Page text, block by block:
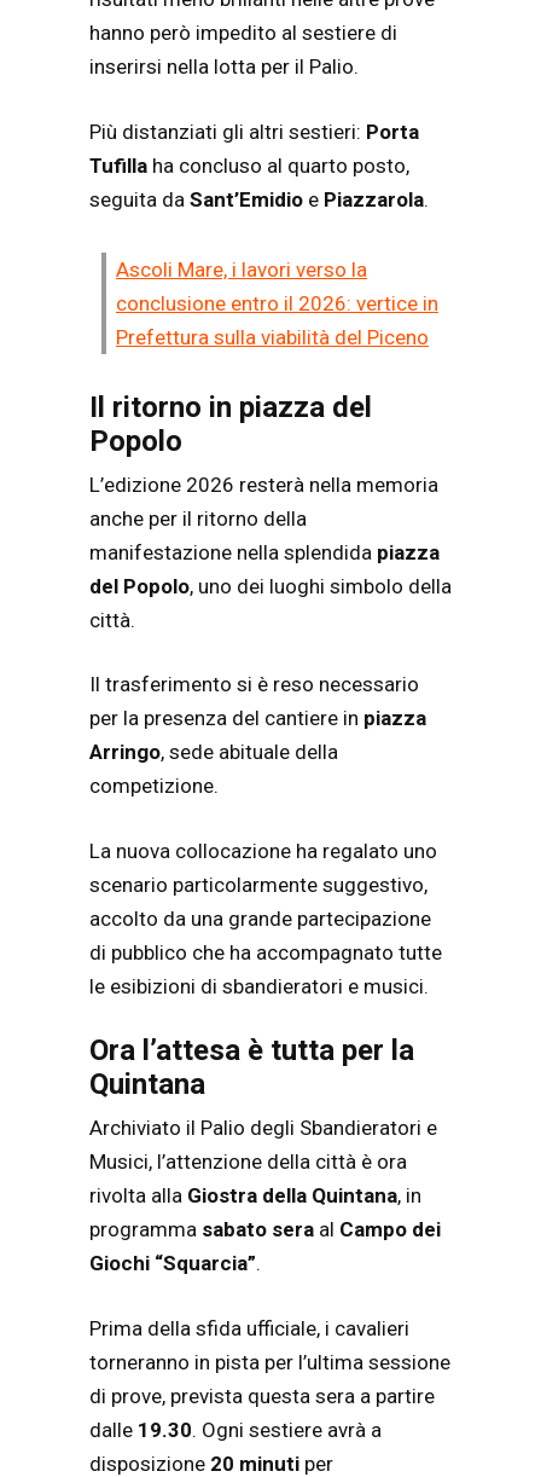
hanno però impedito al sestiere di
inserirsi nella lotta per il Palio.
Più distanziati gli altri sestieri: Porta
Tufilla ha concluso al quarto posto,
seguita da Sant’Emidio e Piazzarola.
Ascoli Mare, i lavori verso la
conclusione entro il 2026: vertice in
Prefettura sulla viabilità del Piceno
Il ritorno in piazza del
Popolo
L’edizione 2026 resterà nella memoria
anche per il ritorno della
manifestazione nella splendida piazza
del Popolo, uno dei luoghi simbolo della
città.
Il trasferimento si è reso necessario
per la presenza del cantiere in piazza
Arringo, sede abituale della
competizione.
La nuova collocazione ha regalato uno
scenario particolarmente suggestivo,
accolto da una grande partecipazione
di pubblico che ha accompagnato tutte
le esibizioni di sbandieratori e musici.
Ora l’attesa è tutta per la
Quintana
Archiviato il Palio degli Sbandieratori e
Musici, l’attenzione della città è ora
rivolta alla Giostra della Quintana, in
programma sabato sera al Campo dei
Giochi “Squarcia”.
Prima della sfida ufficiale, i cavalieri
torneranno in pista per l’ultima sessione
di prove, prevista questa sera a partire
dalle 19.30. Ogni sestiere avrà a
disposizione 20 minuti per